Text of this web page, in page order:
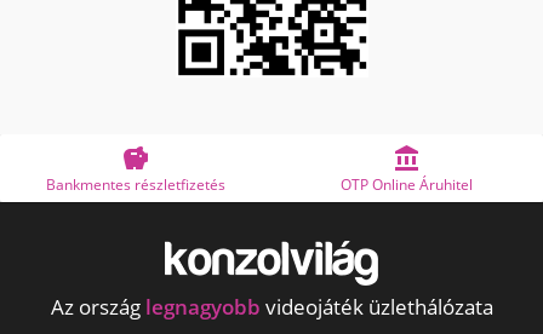

Bankmentes részletfizetés

OTP Online Áruhitel
Az ország legnagyobb videojáték üzlethálózata